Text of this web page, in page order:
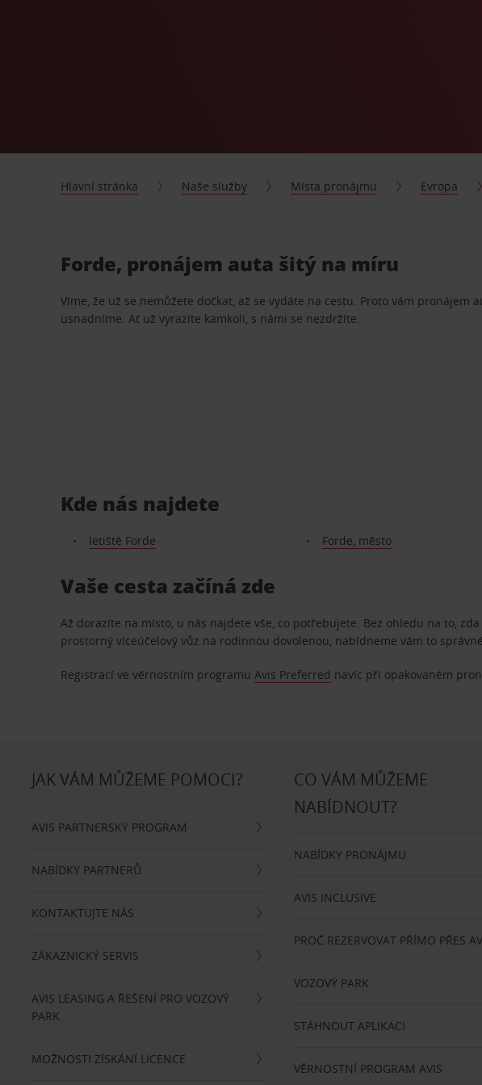
Hlavní stránka Naše služby Místa pronájmu Evropa
Forde, pronájem auta šitý na míru
Víme, že už se nemůžete dočkat, až se vydáte na cestu. Proto vám pronájem
usnadníme. Ať už vyrazíte kamkoli, s námi se nezdržíte.
Kde nás najdete
letiště Forde Forde, město
Vaše cesta začíná zde
Až dorazíte na místo, u nás najdete vše, co potřebujete. Bez ohledu na to,
prostorný víceúčelový vůz na rodinnou dovolenou, nabídneme vám to
Registrací ve věrnostním programuAvis Preferred navíc při opakovaném
JAK VÁM MŮŽEME POMOCI?
AVIS PARTNERSKÝ PROGRAM
NABÍDKY PARTNERŮ
KONTAKTUJTE NÁS
ZÁKAZNICKÝ SERVIS
AVIS LEASING A ŘEŠENÍ PRO VOZOVÝ
PARK
MOŽNOSTI ZÍSKÁNÍ LICENCE
CO VÁM MŮŽEME
NABÍDNOUT?
NABÍDKY PRONÁJMU
AVIS INCLUSIVE
PROČ REZERVOVAT PŘÍMO PŘES
VOZOVÝ PARK
STÁHNOUT APLIKACI
VĚRNOSTNÍ PROGRAM AVIS